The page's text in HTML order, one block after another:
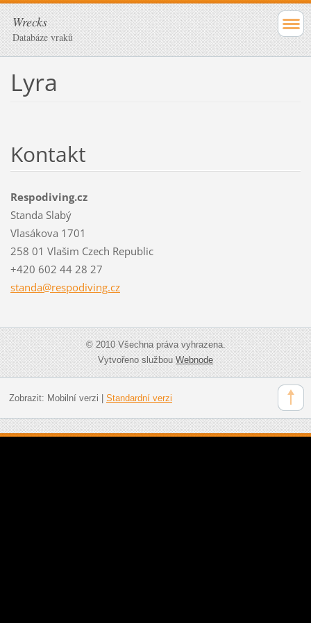
Wrecks
Databáze vraků
Lyra
Kontakt
Respodiving.cz
Standa Slabý
Vlasákova 1701
258 01 Vlašim Czech Republic
+420 602 44 28 27
standa@respodiving.cz
© 2010 Všechna práva vyhrazena.
Vytvořeno službouWebnode
Zobrazit: Mobilní verzi Standardní verzi